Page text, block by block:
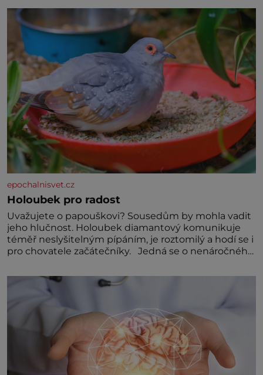
jednoduchost, měkkost a bezpečí, proto by pokoj
miminka měl působit především klidně a útulně.
Předškolní věk je
epochalnisvet.cz
Holoubek pro radost
Uvažujete o papouškovi? Sousedům by mohla vadit
jeho hlučnost. Holoubek diamantový komunikuje
téměř neslyšitelným pípáním, je roztomilý a hodí se i
pro chovatele začátečníky. Jedná se o nenáročného
Hodně času tráví na zemi, kde sbírá zbytky semínek
Jeho domovinou je prakticky celá Austrálie s
výjimkou pobřežní oblasti.